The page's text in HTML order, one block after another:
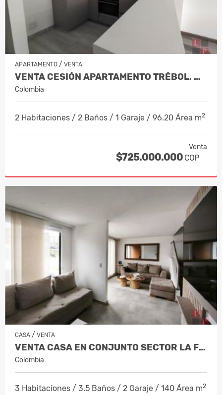
APARTAMENTO / VENTA
VENTA CESIÓN APARTAMENTO TRÉBOL, MAN…
Colombia
2 Habitaciones / 2 Baños / 1 Garaje / 96.20 Área m2
Venta
$725.000.000 COP
CASA / VENTA
VENTA CASA EN CONJUNTO SECTOR LA FLORID…
Colombia
3 Habitaciones / 3.5 Baños / 2 Garaje / 140 Área m2